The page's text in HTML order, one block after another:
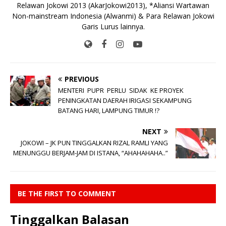
Relawan Jokowi 2013 (AkarJokowi2013), *Aliansi Wartawan
Non-mainstream Indonesia (Alwanmi) & Para Relawan Jokowi
Garis Lurus lainnya.
PREVIOUS
MENTERI PUPR PERLU SIDAK KE PROYEK
PENINGKATAN DAERAH IRIGASI SEKAMPUNG
BATANG HARI, LAMPUNG TIMUR !?
NEXT
JOKOWI – JK PUN TINGGALKAN RIZAL RAMLI YANG
MENUNGGU BERJAM-JAM DI ISTANA, “AHAHAHAHA..”
BE THE FIRST TO COMMENT
Tinggalkan Balasan